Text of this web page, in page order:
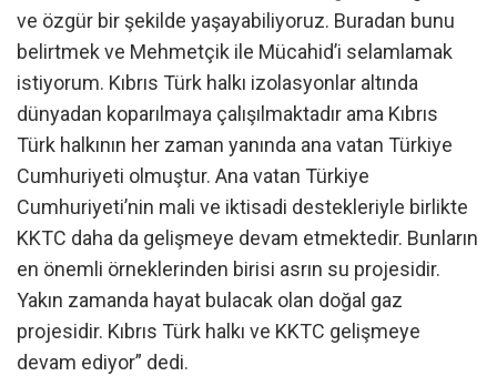
ve özgür bir şekilde yaşayabiliyoruz. Buradan bunu
belirtmek ve Mehmetçik ile Mücahid’i selamlamak
istiyorum. Kıbrıs Türk halkı izolasyonlar altında
dünyadan koparılmaya çalışılmaktadır ama Kıbrıs
Türk halkının her zaman yanında ana vatan Türkiye
Cumhuriyeti olmuştur. Ana vatan Türkiye
Cumhuriyeti’nin mali ve iktisadi destekleriyle birlikte
KKTC daha da gelişmeye devam etmektedir. Bunların
en önemli örneklerinden birisi asrın su projesidir.
Yakın zamanda hayat bulacak olan doğal gaz
projesidir. Kıbrıs Türk halkı ve KKTC gelişmeye
devam ediyor” dedi.